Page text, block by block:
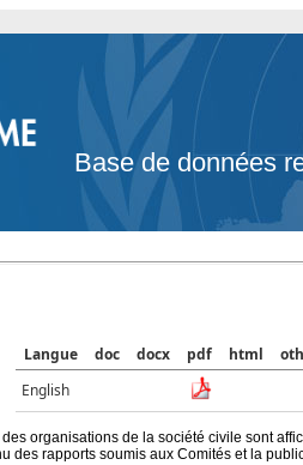
Base de données
Langue doc docx pdf html
English
organisations de la société civile sont
des rapports soumis aux Comités et la